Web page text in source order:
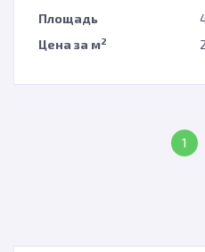
Площадь
Цена за м2
1